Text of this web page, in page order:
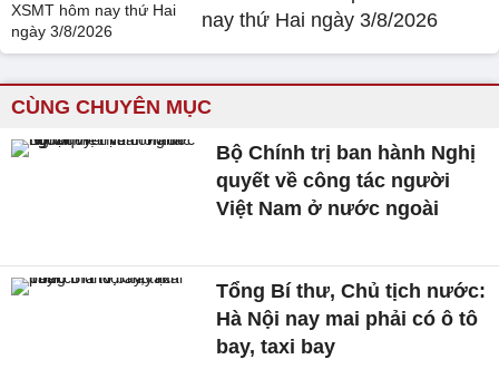
nay thứ Hai ngày 3/8/2026
CÙNG CHUYÊN MỤC
Bộ Chính trị ban hành Nghị
quyết về công tác người
Việt Nam ở nước ngoài
Tổng Bí thư, Chủ tịch nước:
Hà Nội nay mai phải có ô tô
bay, taxi bay